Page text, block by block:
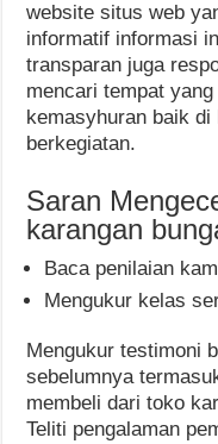
website situs web
informatif informasi
transparan juga
mencari tempat
kemasyhuran baik
berkegiatan.
Saran
karangan
Baca penilaian
Mengukur kelas
Mengukur testimoni
sebelumnya
membeli dari toko
Teliti pengalaman